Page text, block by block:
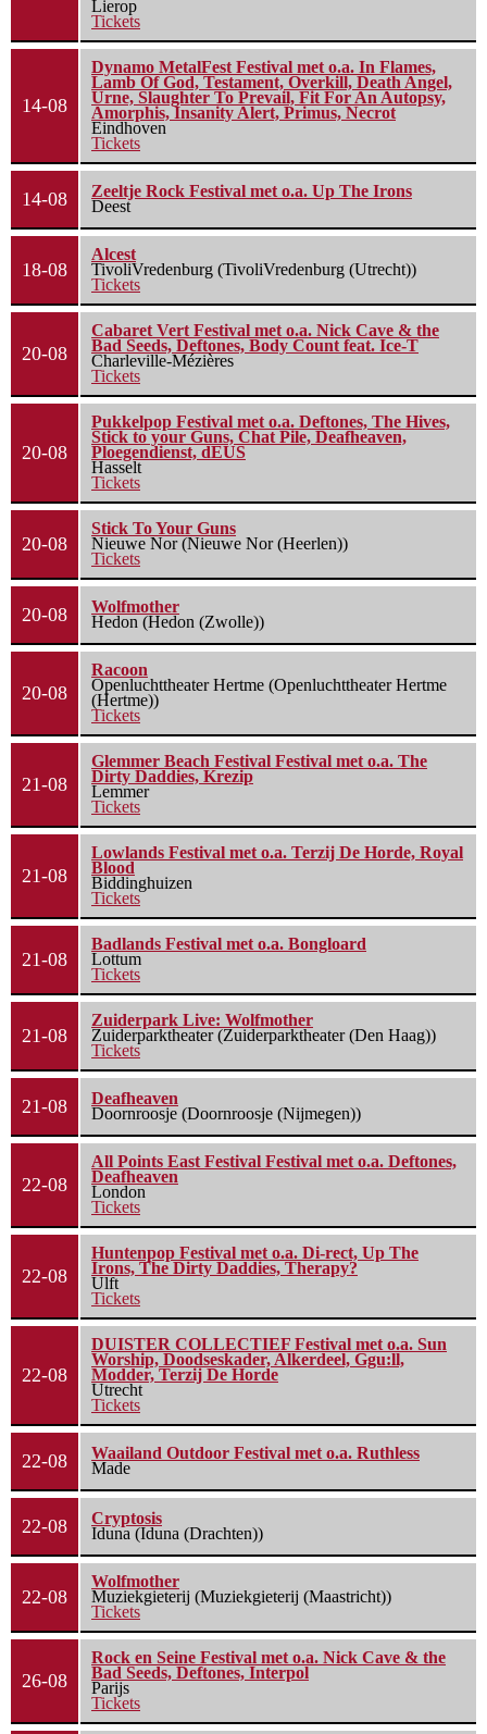
Lierop
Tickets
14-08
Dynamo MetalFest Festival met o.a. In Flames,
Lamb Of God, Testament, Overkill, Death Angel,
Urne, Slaughter To Prevail, Fit For An Autopsy,
Amorphis, Insanity Alert, Primus, Necrot
Eindhoven
Tickets
14-08
Zeeltje Rock Festival met o.a. Up The Irons
Deest
18-08
Alcest
TivoliVredenburg (TivoliVredenburg (Utrecht))
Tickets
20-08
Cabaret Vert Festival met o.a. Nick Cave & the
Bad Seeds, Deftones, Body Count feat. Ice-T
Charleville-Mézières
Tickets
20-08
Pukkelpop Festival met o.a. Deftones, The Hives,
Stick to your Guns, Chat Pile, Deafheaven,
Ploegendienst, dEUS
Hasselt
Tickets
20-08
Stick To Your Guns
Nieuwe Nor (Nieuwe Nor (Heerlen))
Tickets
20-08
Wolfmother
Hedon (Hedon (Zwolle))
20-08
Racoon
Openluchttheater Hertme (Openluchttheater Hertme
(Hertme))
Tickets
21-08
Glemmer Beach Festival Festival met o.a. The
Dirty Daddies, Krezip
Lemmer
Tickets
21-08
Lowlands Festival met o.a. Terzij De Horde, Royal
Blood
Biddinghuizen
Tickets
21-08
Badlands Festival met o.a. Bongloard
Lottum
Tickets
21-08
Zuiderpark Live: Wolfmother
Zuiderparktheater (Zuiderparktheater (Den Haag))
Tickets
21-08
Deafheaven
Doornroosje (Doornroosje (Nijmegen))
22-08
All Points East Festival Festival met o.a. Deftones,
Deafheaven
London
Tickets
22-08
Huntenpop Festival met o.a. Di-rect, Up The
Irons, The Dirty Daddies, Therapy?
Ulft
Tickets
22-08
DUISTER COLLECTIEF Festival met o.a. Sun
Worship, Doodseskader, Alkerdeel, Ggu:ll,
Modder, Terzij De Horde
Utrecht
Tickets
22-08
Waailand Outdoor Festival met o.a. Ruthless
Made
22-08
Cryptosis
Iduna (Iduna (Drachten))
22-08
Wolfmother
Muziekgieterij (Muziekgieterij (Maastricht))
Tickets
26-08
Rock en Seine Festival met o.a. Nick Cave & the
Bad Seeds, Deftones, Interpol
Parijs
Tickets